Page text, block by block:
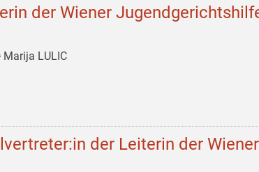
der Wiener
Marija LULIC
der Leiterin der